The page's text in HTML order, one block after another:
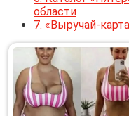
области
7. «Выручай-